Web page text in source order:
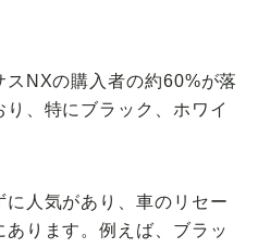
NXの購入者の約60%が落
、特にブラック、ホワイ
人気があり、車のリセー
ります。例えば、ブラッ